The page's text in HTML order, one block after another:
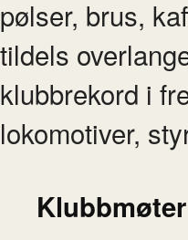
pølser, brus,
tildels
klubbrekord i
lokomotiver,
Klubbmøter